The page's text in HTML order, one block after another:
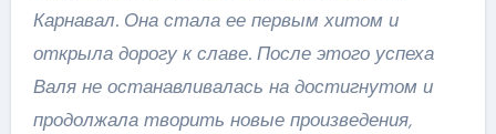
Карнавал. Она стала ее первым хитом и
открыла дорогу к славе. После этого успеха
Валя не останавливалась на достигнутом и
продолжала творить новые произведения,